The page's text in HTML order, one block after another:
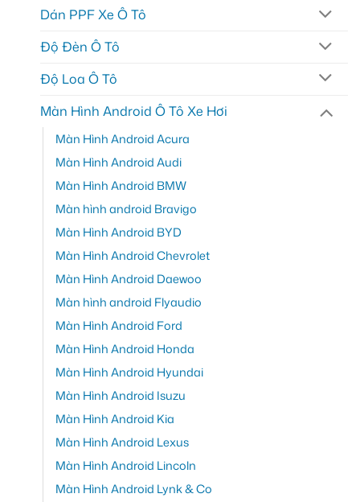
Dán PPF Xe Ô Tô
Độ Đèn Ô Tô
Độ Loa Ô Tô
Màn Hình Android Ô Tô Xe Hơi
Màn Hình Android Acura
Màn Hình Android Audi
Màn Hình Android BMW
Màn hình android Bravigo
Màn Hình Android BYD
Màn Hình Android Chevrolet
Màn Hình Android Daewoo
Màn hình android Flyaudio
Màn Hình Android Ford
Màn Hình Android Honda
Màn Hình Android Hyundai
Màn Hình Android Isuzu
Màn Hình Android Kia
Màn Hình Android Lexus
Màn Hình Android Lincoln
Màn Hình Android Lynk & Co